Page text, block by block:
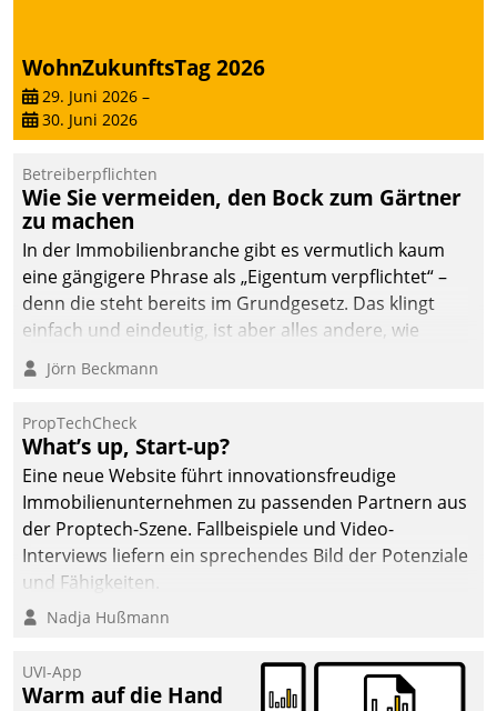
WohnZukunftsTag 2026
29. Juni 2026 –
30. Juni 2026
Betreiberpflichten
Wie Sie vermeiden, den Bock zum Gärtner
zu machen
In der Immobilienbranche gibt es vermutlich kaum
eine gängigere Phrase als „Eigentum verpflichtet“ –
denn die steht bereits im Grundgesetz. Das klingt
einfach und eindeutig, ist aber alles andere, wie
Branchenbeschäftigte wissen. Denn mit der
Verantwortung folgen Verpflichtungen.
Jörn Beckmann
PropTechCheck
What’s up, Start-up?
Eine neue Website führt innovationsfreudige
Immobilienunternehmen zu passenden Partnern aus
der Proptech-Szene. Fallbeispiele und Video-
Interviews liefern ein sprechendes Bild der Potenziale
und Fähigkeiten.
Nadja Hußmann
UVI-App
Warm auf die Hand